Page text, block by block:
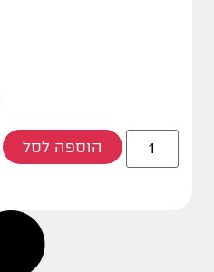
הוספה לסל